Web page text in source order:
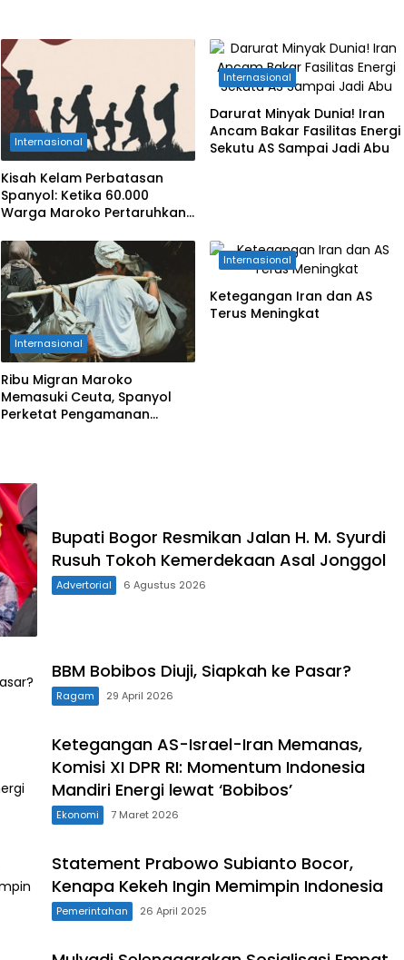
Internasional
Kisah Kelam Perbatasan
Spanyol: Ketika 60.000
Warga Maroko Pertaruhkan
Internasional
Darurat Minyak Dunia! Iran
Ancam Bakar Fasilitas Energi
Sekutu AS Sampai Jadi Abu
Internasional
Ribu Migran Maroko
Memasuki Ceuta, Spanyol
Perketat Pengamanan
Internasional
Ketegangan Iran dan AS
Terus Meningkat
Bupati Bogor Resmikan Jalan H. M. Syurdi
Rusuh Tokoh Kemerdekaan Asal Jonggol
Advertorial 6 Agustus 2026
BBM Bobibos Diuji, Siapkah ke Pasar?
Ragam 29 April 2026
Ketegangan AS-Israel-Iran Memanas,
Komisi XI DPR RI: Momentum Indonesia
Mandiri Energi lewat ‘Bobibos’
Ekonomi 7 Maret 2026
Statement Prabowo Subianto Bocor,
Kenapa Kekeh Ingin Memimpin Indonesia
Pemerintahan 26 April 2025